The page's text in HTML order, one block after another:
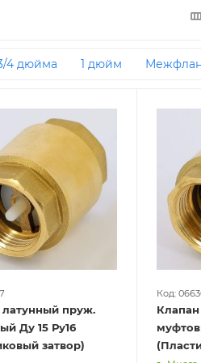
4 дюйма 1 дюйм
Пружинные
насоса
Для
Для горячей
сердечником
Для поверхностного
ДУ65 РУ16
Для фекального насоса
РУ100 ДУ40 РУ16
латунный пруж.
Ду 15 Ру16
затвор)
Код: